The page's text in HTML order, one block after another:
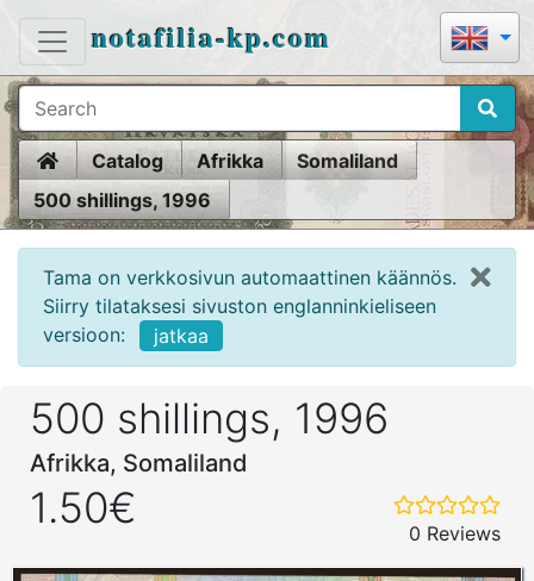
notafilia-kp.com
HomeCatalog Afrikka
Somaliland
500 shillings, 1996
Tama on verkkosivun automaattinen käännös.
Siirry tilataksesi sivuston englanninkieliseen
versioon:
jatkaa
500 shillings, 1996
Afrikka, Somaliland
1.50€
0 Reviews